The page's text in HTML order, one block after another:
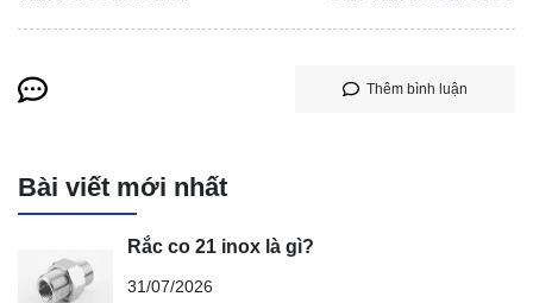
Thêm bình luận
Bài viết mới nhất
Rắc co 21 inox là gì?
31/07/2026